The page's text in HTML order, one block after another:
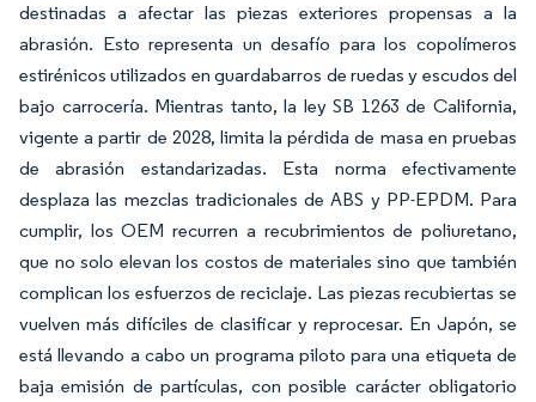
destinadas a afectar las piezas exteriores propensas a la
abrasión. Esto representa un desafío para los copolímeros
estirénicos utilizados en guardabarros de ruedas y escudos del
bajo carrocería. Mientras tanto, la ley SB 1263 de California,
vigente a partir de 2028, limita la pérdida de masa en pruebas
de abrasión estandarizadas. Esta norma efectivamente
desplaza las mezclas tradicionales de ABS y PP-EPDM. Para
cumplir, los OEM recurren a recubrimientos de poliuretano,
que no solo elevan los costos de materiales sino que también
complican los esfuerzos de reciclaje. Las piezas recubiertas se
vuelven más difíciles de clasificar y reprocesar. En Japón, se
está llevando a cabo un programa piloto para una etiqueta de
baja emisión de partículas, con posible carácter obligatorio